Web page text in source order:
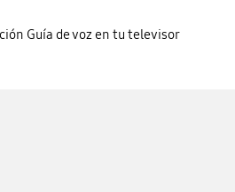
Guía de voz en tu televisor